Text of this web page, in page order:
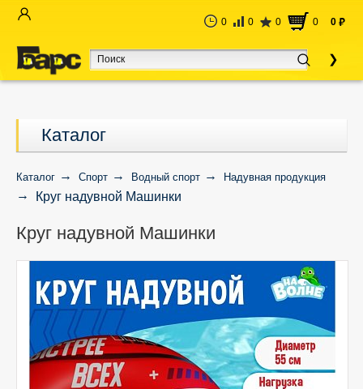
0 0 0 0 0 руб
Каталог
Каталог Спорт Водный спорт Надувная продукция
Круг надувной Машинки
Круг надувной Машинки